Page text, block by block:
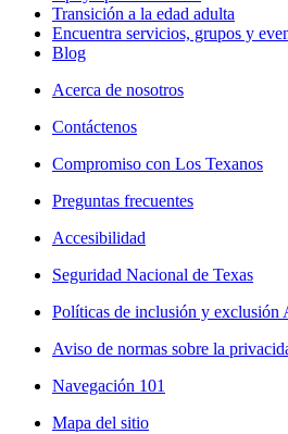
Transición a la edad adulta
Encuentra servicios, grupos y
Blog
Acerca de nosotros
Contáctenos
Compromiso con Los Texanos
Preguntas frecuentes
Accesibilidad
Seguridad Nacional de Texas
Políticas de inclusión y exclusión
Aviso de normas sobre la
Navegación 101
Mapa del sitio